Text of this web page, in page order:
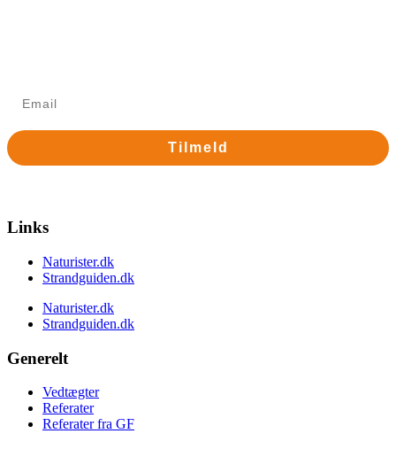
Tilmeld
Links
Naturister.dk
Strandguiden.dk
Naturister.dk
Strandguiden.dk
Generelt
Vedtægter
Referater
Referater fra GF